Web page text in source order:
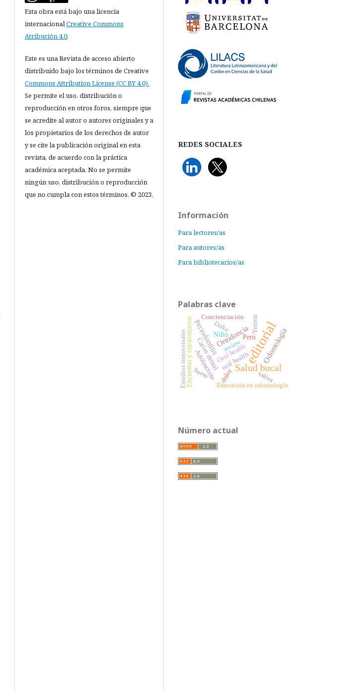
Esta obra está bajo una licencia
internacionalCreative Commons
Atribución 4.0.
Este es una Revista de acceso abierto
distribuido bajo los términos de Creative
Commons Attribution License (CC BY 4.0).
Se permite el uso, distribución o
reproducción en otros foros, siempre que
se acredite al autor o autores originales y a
los propietarios de los derechos de autor
y se cite la publicación original en esta
revista, de acuerdo con la práctica
académica aceptada. No se permite
ningún uso, distribución o reproducción
que no cumpla con estos términos. © 2023.
REDES SOCIALES
Información
Para lectores/as
Para autores/as
Para bibliotecarios/as
Palabras clave
editorial
Salud bucal
Ortodoncia
Periodontitis Odontología
Niño
Caries dental Perú
Oral health
Adolescente saliva
Yemen
oral health
Encuestas y cuestionarios Dolor
dolor
Concienciación
Educación en odontología
review
Estudios transversales Suero
Número actual